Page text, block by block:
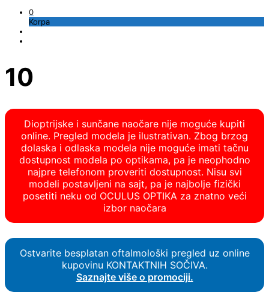
0
Korpa
10
Dioptrijske i sunčane naočare nije moguće kupiti
online. Pregled modela je ilustrativan. Zbog brzog
dolaska i odlaska modela nije moguće imati tačnu
dostupnost modela po optikama, pa je neophodno
najpre telefonom proveriti dostupnost. Nisu svi
modeli postavljeni na sajt, pa je najbolje fizički
posetiti neku od OCULUS OPTIKA za znatno veći
izbor naočara
Ostvarite besplatan oftalmološki pregled uz online
kupovinu KONTAKTNIH SOČIVA.
Saznajte više o promociji.